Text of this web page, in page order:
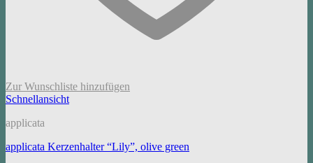
Zur Wunschliste hinzufügen
Schnellansicht
applicata
applicata Kerzenhalter “Lily”, olive green